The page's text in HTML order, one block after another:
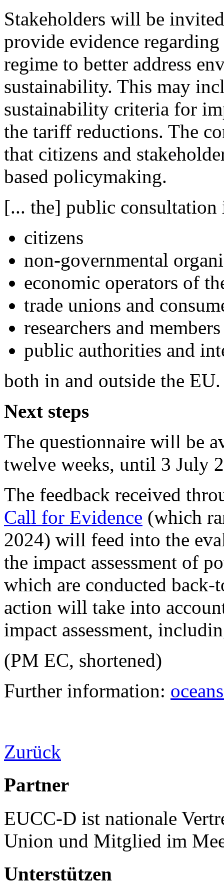
Stakeholders will be
provide evidence
regime to better address
sustainability. This may
sustainability criteria for
the tariff reductions. The
that citizens and
based policymaking.
[... the] public consultation
citizens
non-governmental
economic operators of
trade unions and
researchers and
public authorities and
both in and outside the EU.
Next steps
The questionnaire will be
twelve weeks, until 3 July
The feedback received
Call for Evidence (which
2024) will feed into the
the impact assessment of
which are conducted
action will take into
impact assessment,
(PM EC, shortened)
Further information:
Zurück
Partner
EUCC-D ist nationale
Union und Mitglied im
Unterstützen